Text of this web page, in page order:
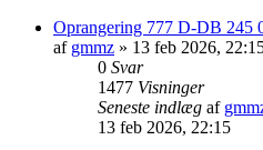
Oprangering 777 D-DB 245
af gmmz » 13 feb 2026,
0 Svar
1477 Visninger
Seneste indlæg af
13 feb 2026, 22:15